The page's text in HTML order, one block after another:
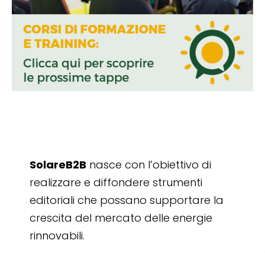
SolareB2B nasce con l’obiettivo di
realizzare e diffondere strumenti
editoriali che possano supportare la
crescita del mercato delle energie
rinnovabili.